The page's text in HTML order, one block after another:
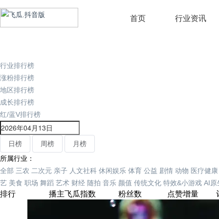
首页 行业资讯
行业排行榜
涨粉排行榜
地区排行榜
成长排行榜
红/蓝V排行榜
日榜 周榜
月榜
所属行业：
全部 三农 二次元 亲子 人文社科 休闲娱乐 体育 公益 剧情 动物 医疗健康
艺 美食 职场 舞蹈 艺术 财经 随拍 音乐 颜值 传统文化 特效&小游戏 AI原
排行 播主飞瓜指数 粉丝数 点赞增量